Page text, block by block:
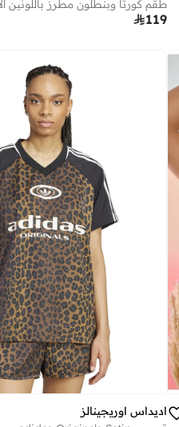
119
اديداس اوريجينالز